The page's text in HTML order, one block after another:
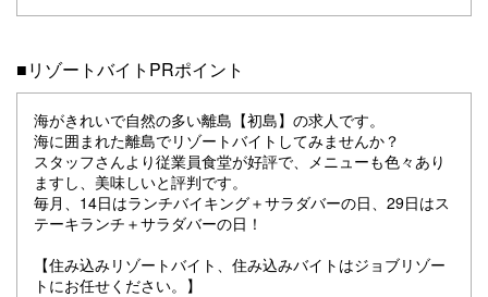
■リゾートバイトPRポイント
海がきれいで自然の多い離島【初島】の求人です。
海に囲まれた離島でリゾートバイトしてみませんか？
スタッフさんより従業員食堂が好評で、メニューも色々あり
ますし、美味しいと評判です。
毎月、14日はランチバイキング＋サラダバーの日、29日はス
テーキランチ＋サラダバーの日！
【住み込みリゾートバイト、住み込みバイトはジョブリゾー
トにお任せください。】